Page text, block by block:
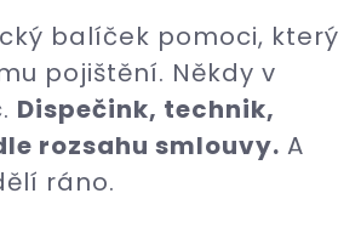
balíček pomoci, který
pojištění. Někdy v
Dispečink, technik,
rozsahu smlouvy. A
ráno.